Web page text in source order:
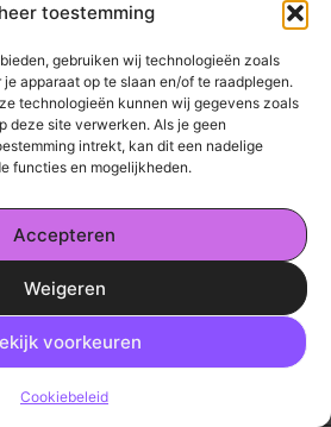
toestemming
gebruiken wij technologieën zoals
apparaat op te slaan en/of te raadplegen.
technologieën kunnen wij gegevens zoals
deze site verwerken. Als je geen
intrekt, kan dit een nadelige
functies en mogelijkheden.
Accepteren
Weigeren
voorkeuren
Cookiebeleid
Ga Naar
Echt, eerlijk, alles wat telt.
van blogs en artikelen die
leven behandelen.